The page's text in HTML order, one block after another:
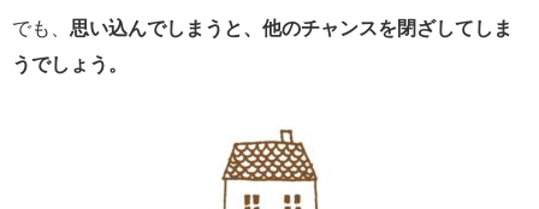
でも、 思い込んでしまうと、他のチャンスを閉ざしてしま
うでしょう。